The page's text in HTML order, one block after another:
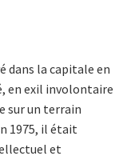
dans la capitale en
en exil involontaire
sur un terrain
1975, il était
et